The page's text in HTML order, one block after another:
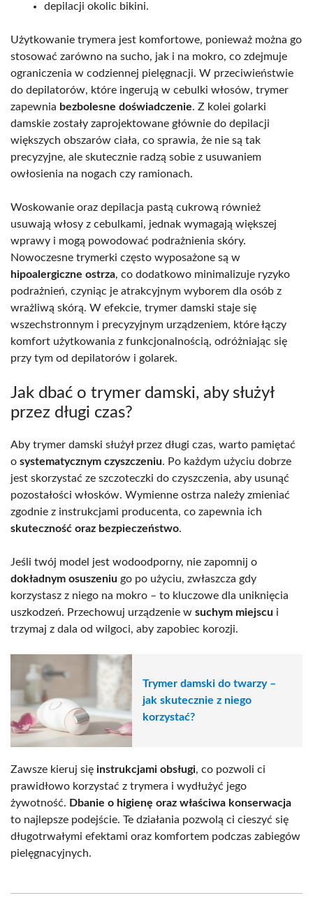
depilacji okolic bikini.
Użytkowanie trymera jest komfortowe, ponieważ można go
stosować zarówno na sucho, jak i na mokro, co zdejmuje
ograniczenia w codziennej pielęgnacji. W przeciwieństwie
do depilatorów, które ingerują w cebulki włosów, trymer
zapewnia bezbolesne doświadczenie. Z kolei golarki
damskie zostały zaprojektowane głównie do depilacji
większych obszarów ciała, co sprawia, że nie są tak
precyzyjne, ale skutecznie radzą sobie z usuwaniem
owłosienia na nogach czy ramionach.
Woskowanie oraz depilacja pastą cukrową również
usuwają włosy z cebulkami, jednak wymagają większej
wprawy i mogą powodować podrażnienia skóry.
Nowoczesne trymerki często wyposażone są w
hipoalergiczne ostrza, co dodatkowo minimalizuje ryzyko
podrażnień, czyniąc je atrakcyjnym wyborem dla osób z
wrażliwą skórą. W efekcie, trymer damski staje się
wszechstronnym i precyzyjnym urządzeniem, które łączy
komfort użytkowania z funkcjonalnością, odróżniając się
przy tym od depilatorów i golarek.
Jak dbać o trymer damski, aby służył
przez długi czas?
Aby trymer damski służył przez długi czas, warto pamiętać
o systematycznym czyszczeniu. Po każdym użyciu dobrze
jest skorzystać ze szczoteczki do czyszczenia, aby usunąć
pozostałości włosków. Wymienne ostrza należy zmieniać
zgodnie z instrukcjami producenta, co zapewnia ich
skuteczność oraz bezpieczeństwo.
Jeśli twój model jest wodoodporny, nie zapomnij o
dokładnym osuszeniu go po użyciu, zwłaszcza gdy
korzystasz z niego na mokro – to kluczowe dla uniknięcia
uszkodzeń. Przechowuj urządzenie w suchym miejscu i
trzymaj z dala od wilgoci, aby zapobiec korozji.
Trymer damski do twarzy –
jak skutecznie z niego
korzystać?
Zawsze kieruj się instrukcjami obsługi, co pozwoli ci
prawidłowo korzystać z trymera i wydłużyć jego
żywotność. Dbanie o higienę oraz właściwa konserwacja
to najlepsze podejście. Te działania pozwolą ci cieszyć się
długotrwałymi efektami oraz komfortem podczas zabiegów
pielęgnacyjnych.